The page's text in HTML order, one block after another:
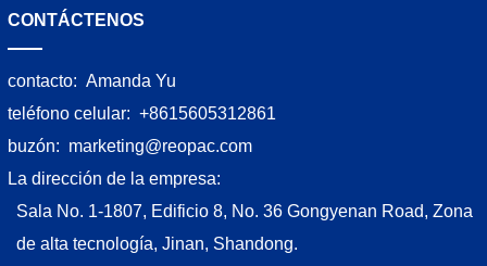
CONTÁCTENOS
contacto: Amanda Yu
teléfono celular: +8615605312861
buzón: marketing@reopac.com
La dirección de la empresa:
Sala No. 1-1807, Edificio 8, No. 36 Gongyenan Road, Zona
de alta tecnología, Jinan, Shandong.